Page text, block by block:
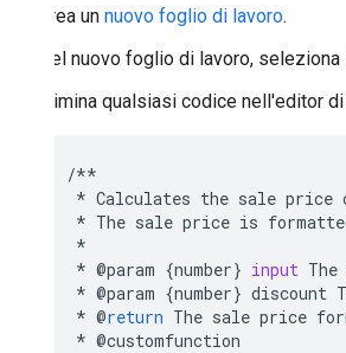
Crea un nuovo foglio di lavoro.
Nel nuovo foglio di lavoro,
Elimina qualsiasi codice nell'editor
/**
* Calculates the sale price
* The sale price is
*
* @param {number} input The
* @param {number} discount
* @return The sale price
* @customfunction